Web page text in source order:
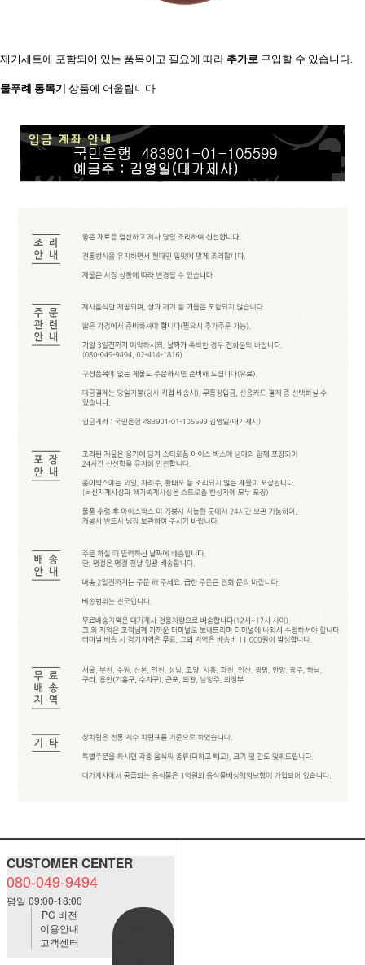
제기세트에 포함되어 있는 품목이고 필요에 따라 추가로 구입할 수 있습니다.
물푸례 통목기 상품에 어울립니다
CUSTOMER CENTER
080-049-9494
평일 09:00-18:00
PC 버전
이용안내
고객센터